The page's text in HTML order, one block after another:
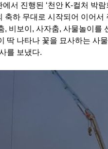
서 진행된 ‘천안 K-컬처 박
하 무대로 시작되어 이어서
, 비보이, 사자춤, 사물놀이를
딱 나타나 꽃을 묘사하는 사
를 보냈다.